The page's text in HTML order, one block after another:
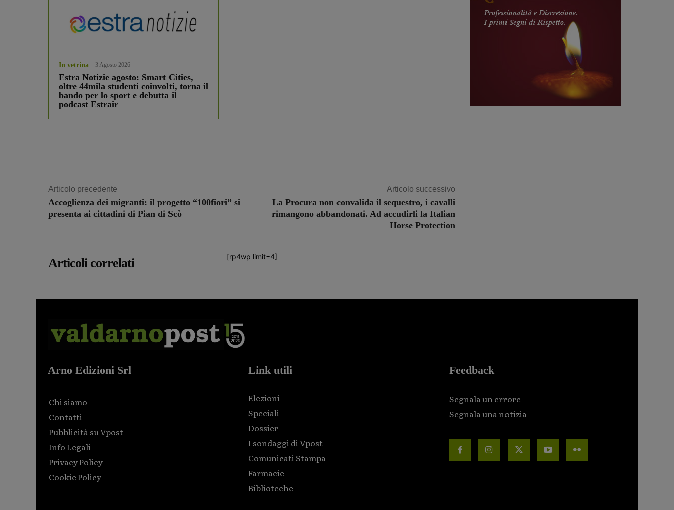
In vetrina 3 Agosto 2026
Estra Notizie agosto: Smart Cities,
oltre 44mila studenti coinvolti, torna il
bando per lo sport e debutta il
podcast Estrair
Articolo precedente
Accoglienza dei migranti: il progetto “100fiori” si
presenta ai cittadini di Pian di Scò
Articolo successivo
La Procura non convalida il sequestro, i cavalli
rimangono abbandonati. Ad accudirli la Italian
Horse Protection
[rp4wp limit=4]
Articoli correlati
Arno Edizioni Srl
Chi siamo
Contatti
Pubblicità su Vpost
Info Legali
Privacy Policy
Cookie Policy
Link utili
Elezioni
Speciali
Dossier
I sondaggi di Vpost
Comunicati Stampa
Farmacie
Biblioteche
Feedback
Segnala un errore
Segnala una notizia